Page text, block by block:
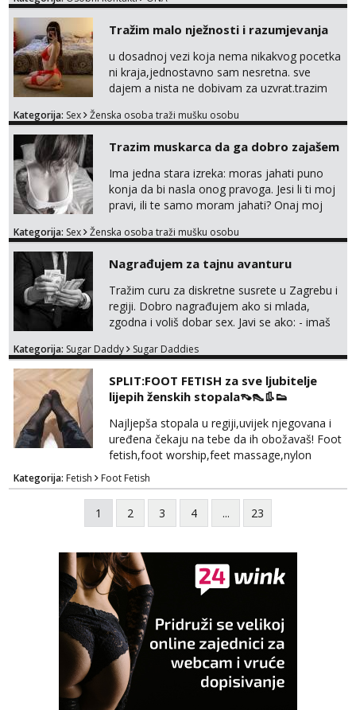
Tražim malo nježnosti i razumjevanja
u dosadnoj vezi koja nema nikakvog pocetka
ni kraja,jednostavno sam nesretna. sve
dajem a nista ne dobivam za uzvrat.trazim
trazim puno samo malo njeznosti i
poljupce po tijelu koji me jako
pale,obozavam kad muskarac preuzme
kontrolu . javi se :) Klikni na link ispod i nadji
me tamo, cekam te!
Kategorija: Sex Ženska osoba traži mušku osobu
Trazim muskarca da ga dobro zajašem
Ima jedna stara izreka: moras jahati puno
konja da bi nasla onog pravoga. Jesi li ti moj
pravi, ili te samo moram jahati? Onaj moj
na sexdater link i javi mi se tamo....
Kategorija: Sex Ženska osoba traži mušku osobu
Nagrađujem za tajnu avanturu
Tražim curu za diskretne susrete u Zagrebu i
regiji. Dobro nagrađujem ako si mlada,
zgodna i voliš dobar sex. Javi se ako: - imaš
kosu - se dobro ljubiš - si fleksibilna s
dostupna radnim danom (vikendi i noći su za
obitelj) - vodiš brigu o zdravlju i koristiš
zaštitu Ne javljajte se: - debele - frajeri i
paro...
Kategorija: Sugar Daddy Sugar Daddies
SPLIT:FOOT FETISH za sve ljubitelje
lijepih ženskih stopala👡👠👢👟
Najljepša stopala u regiji,uvijek njegovana i
uređena čekaju na tebe da ih obožavaš! Foot
fetish,foot worship,feet massage,nylon
fetish,trampling... Ponedjeljak-subota:15-
20.30h. Samo za istinske obožavatelje ovog
fetisha,isključivo POZIV. Sex i sl.ISKLJUČENO!
Kategorija: Fetish Foot Fetish
1 2 3 4 ... 23